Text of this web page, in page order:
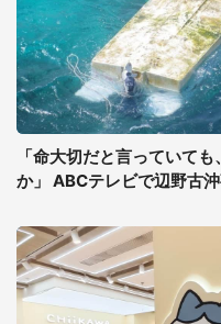
「命大切だと言っていて
か」 ABCテレビで辺野古